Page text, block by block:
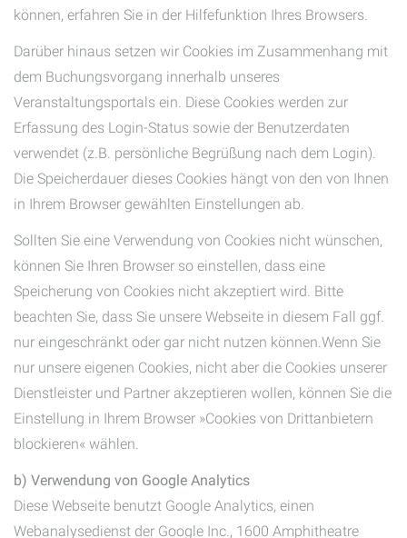
können, erfahren Sie in der Hilfefunktion Ihres Browsers.
Darüber hinaus setzen wir Cookies im Zusammenhang mit
dem Buchungsvorgang innerhalb unseres
Veranstaltungsportals ein. Diese Cookies werden zur
Erfassung des Login-Status sowie der Benutzerdaten
verwendet (z.B. persönliche Begrüßung nach dem Login).
Die Speicherdauer dieses Cookies hängt von den von Ihnen
in Ihrem Browser gewählten Einstellungen ab.
Sollten Sie eine Verwendung von Cookies nicht wünschen,
können Sie Ihren Browser so einstellen, dass eine
Speicherung von Cookies nicht akzeptiert wird. Bitte
beachten Sie, dass Sie unsere Webseite in diesem Fall ggf.
nur eingeschränkt oder gar nicht nutzen können.Wenn Sie
nur unsere eigenen Cookies, nicht aber die Cookies unserer
Dienstleister und Partner akzeptieren wollen, können Sie die
Einstellung in Ihrem Browser »Cookies von Drittanbietern
blockieren« wählen.
b) Verwendung von Google Analytics
Diese Webseite benutzt Google Analytics, einen
Webanalysedienst der Google Inc., 1600 Amphitheatre